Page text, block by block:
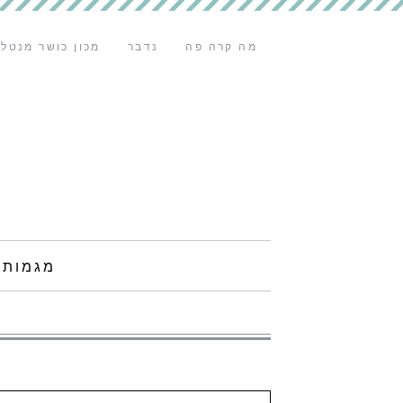
מה קרה פה נדבר מכון כושר